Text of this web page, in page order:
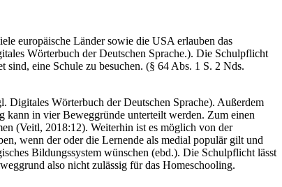
europäische Länder sowie die USA erlauben das
Wörterbuch der Deutschen Sprache.). Die Schulpflicht
sind, eine Schule zu besuchen. (§ 64 Abs. 1 S. 2 Nds.
Digitales Wörterbuch der Deutschen Sprache). Außerdem
kann in vier Beweggründe unterteilt werden. Zum einen
(Veitl, 2018:12). Weiterhin ist es möglich von der
wenn der oder die Lernende als medial populär gilt und
Bildungssystem wünschen (ebd.). Die Schulpflicht lässt
also nicht zulässig für das Homeschooling.